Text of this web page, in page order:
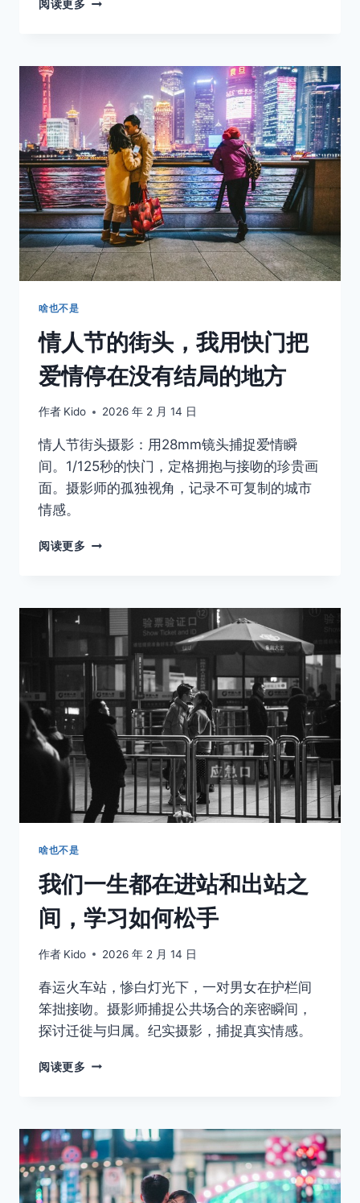
阅读更多
都
会
孤
注
一
掷
的
勇
气
啥也不是
情人节的街头，我用快门把
爱情停在没有结局的地方
作者 Kido 2026 年 2 月 14 日
情人节街头摄影：用28mm镜头捕捉爱情瞬
间。1/125秒的快门，定格拥抱与接吻的珍贵画
面。摄影师的孤独视角，记录不可复制的城市
情感。
阅读更多 情
街
我
用
快
门
爱
停
在
没
有
地
啥也不是
我们一生都在进站和出站之
间，学习如何松手
作者 Kido 2026 年 2 月 14 日
春运火车站，惨白灯光下，一对男女在护栏间
笨拙接吻。摄影师捕捉公共场合的亲密瞬间，
探讨迁徙与归属。纪实摄影，捕捉真实情感。
阅读更多 我
都
在
进
站
和